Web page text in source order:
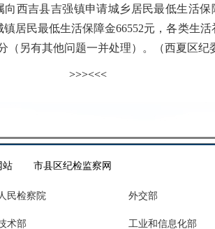
吉县吉强镇申请城乡居民最低生活保
居民最低生活保障金66552元，各类生
另有其他问题一并处理）。（西夏区纪
>>><<<
站 市县区纪检监察网
民检察院 外交部
术部 工业和信息化部